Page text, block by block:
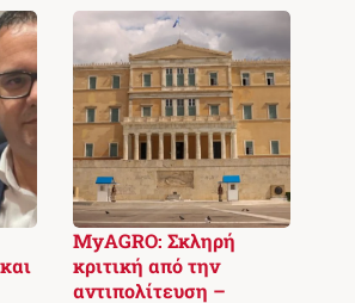
MyAGRO: Σκληρή
κριτική από την
αντιπολίτευση –